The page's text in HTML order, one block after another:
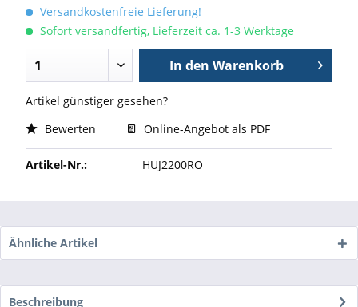
Versandkostenfreie Lieferung!
Sofort versandfertig, Lieferzeit ca. 1-3 Werktage
In den Warenkorb
Artikel günstiger gesehen?
Bewerten
Online-Angebot als PDF
Artikel-Nr.: HUJ2200RO
Ähnliche Artikel
Beschreibung